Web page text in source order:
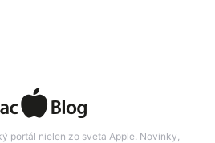
portál nielen zo sveta Apple. Novinky,